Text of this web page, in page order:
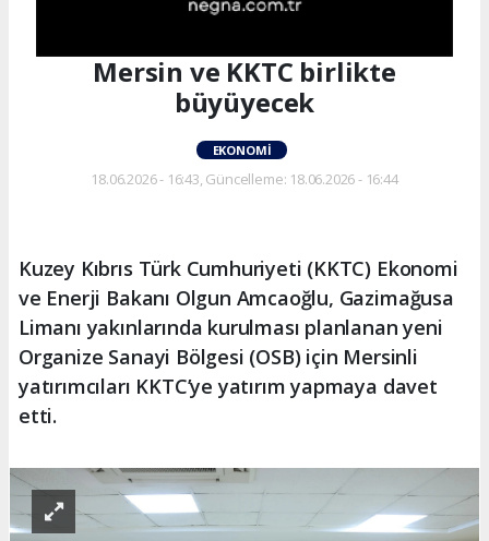
Mersin ve KKTC birlikte
büyüyecek
EKONOMI
18.06.2026 - 16:43, Güncelleme: 18.06.2026 - 16:44
Kuzey Kıbrıs Türk Cumhuriyeti (KKTC) Ekonomi
ve Enerji Bakanı Olgun Amcaoğlu, Gazimağusa
Limanı yakınlarında kurulması planlanan yeni
Organize Sanayi Bölgesi (OSB) için Mersinli
yatırımcıları KKTC’ye yatırım yapmaya davet
etti.